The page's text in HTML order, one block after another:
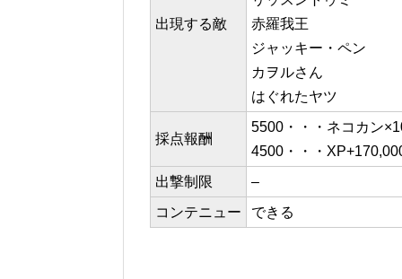
出現する敵
赤羅我王
ジャッキー・ペン
カヲルさん
はぐれたヤツ
採点報酬
5500・・・ネコカン
4500・・・
出撃制限
–
コンテニュー
できる